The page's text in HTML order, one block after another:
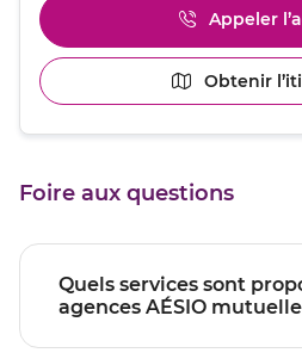
plus
amples
informations
[ECHAP
pour
Appeler
le
de
du
Obtenir
de
Foire aux questions
Quels services sont
agences AÉSIO